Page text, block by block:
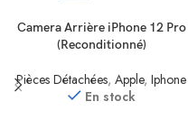
Camera Arrière iPhone 12 Pro
(Reconditionné)
Pièces Détachées, Apple, Iphone
En stock